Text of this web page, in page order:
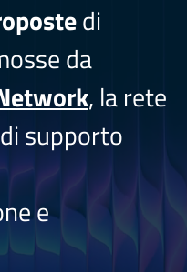
di
da
, la rete
supporto
e